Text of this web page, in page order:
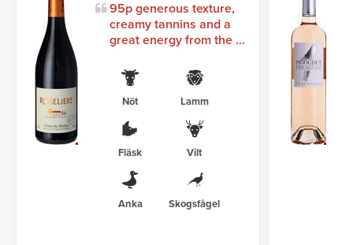
95p generous texture,
creamy tannins and a
great energy from the ...
Nöt Lamm
Fläsk Vilt
Anka Skogsfågel